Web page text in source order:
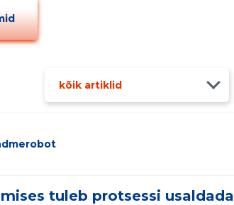
kõik artiklid
tuleb protsessi usaldada